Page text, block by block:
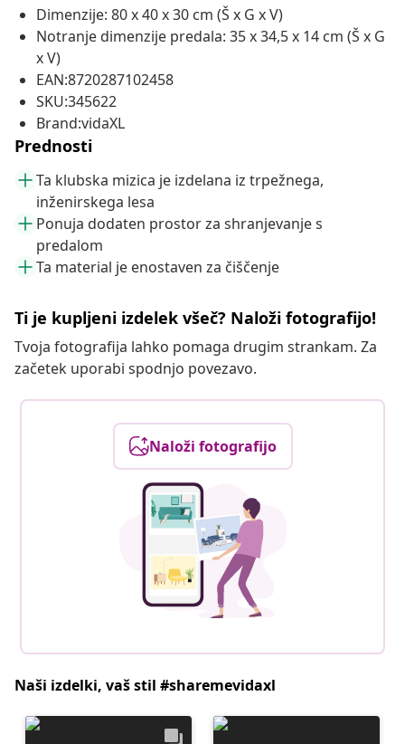
Dimenzije: 80 x 40 x 30 cm (Š x G x V)
Notranje dimenzije predala: 35 x 34,5 x 14 cm (Š x G
x V)
EAN:8720287102458
SKU:345622
Brand:vidaXL
Prednosti
Ta klubska mizica je izdelana iz trpežnega,
inženirskega lesa
Ponuja dodaten prostor za shranjevanje s
predalom
Ta material je enostaven za čiščenje
Ti je kupljeni izdelek všeč? Naloži fotografijo!
Tvoja fotografija lahko pomaga drugim strankam. Za
začetek uporabi spodnjo povezavo.
Naloži fotografijo
Naši izdelki, vaš stil #sharemevidaxl